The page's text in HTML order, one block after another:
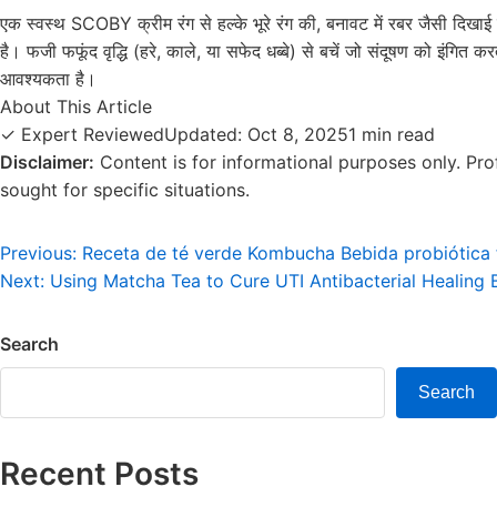
एक स्वस्थ SCOBY क्रीम रंग से हल्के भूरे रंग की, बनावट में रबर जैसी
है। फजी फफूंद वृद्धि (हरे, काले, या सफेद धब्बे) से बचें जो संदूषण को इंगित
आवश्यकता है।
About This Article
✓ Expert ReviewedUpdated: Oct 8, 20251 min read
Disclaimer: Content is for informational purposes only.
sought for specific situations.
Post
navigation
Previous: Receta de té verde Kombucha Bebida
Next: Using Matcha Tea to Cure UTI Antibacterial Healing
Search
Search
Recent Posts